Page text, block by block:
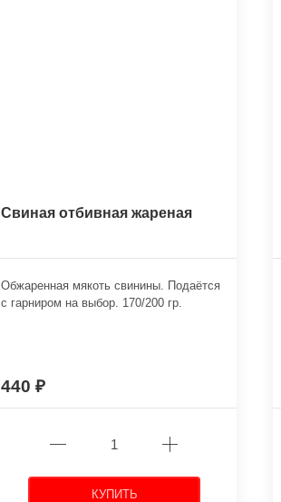
Свиная отбивная жареная
Обжаренная мякоть свинины. Подаётся
с гарниром на выбор. 170/200 гр.
440
КУПИТЬ